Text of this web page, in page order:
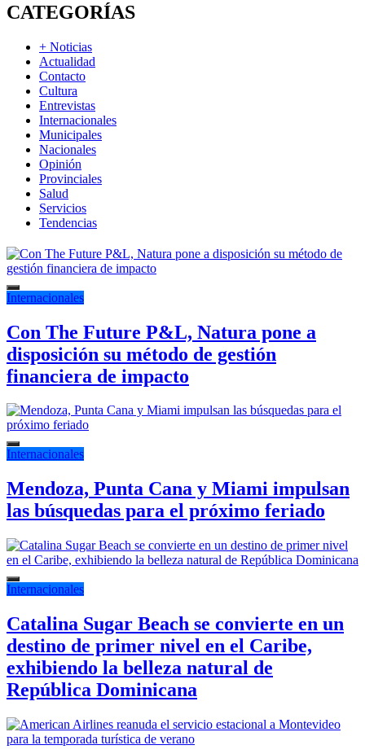
CATEGORÍAS
+ Noticias
Actualidad
Contacto
Cultura
Entrevistas
Internacionales
Municipales
Nacionales
Opinión
Provinciales
Salud
Servicios
Tendencias
Internacionales
Con The Future P&L, Natura pone a
disposición su método de gestión
financiera de impacto
Internacionales
Mendoza, Punta Cana y Miami impulsan
las búsquedas para el próximo feriado
Internacionales
Catalina Sugar Beach se convierte en un
destino de primer nivel en el Caribe,
exhibiendo la belleza natural de
República Dominicana